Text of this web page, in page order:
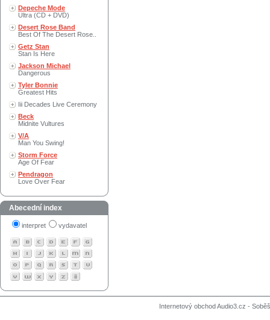
Depeche Mode
Ultra (CD + DVD)
Desert Rose Band
Best Of The Desert Rose..
Getz Stan
Stan Is Here
Jackson Michael
Dangerous
Tyler Bonnie
Greatest Hits
Iii Decades Live Ceremony
Beck
Midnite Vultures
V/A
Man You Swing!
Storm Force
Age Of Fear
Pendragon
Love Over Fear
Abecední index
interpret vydavatel
Internetový obchod Audio3.cz -